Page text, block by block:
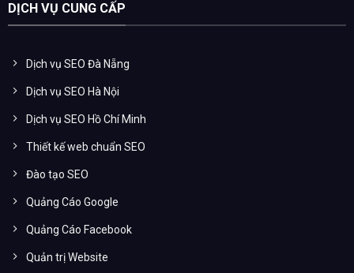
DỊCH VỤ CUNG CẤP
Dịch vụ SEO Đà Nẵng
Dịch vụ SEO Hà Nội
Dịch vụ SEO Hồ Chí Minh
Thiết kế web chuẩn SEO
Đào tạo SEO
Quảng Cáo Google
Quảng Cáo Facebook
Quản trị Website